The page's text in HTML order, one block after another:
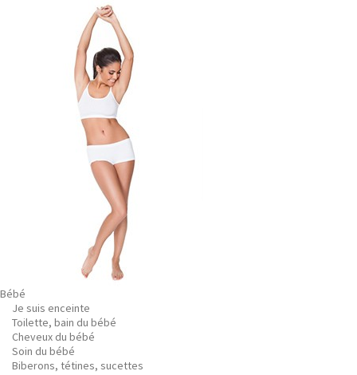
Bébé
Je suis enceinte
Toilette, bain du bébé
Cheveux du bébé
Soin du bébé
Biberons, tétines, sucettes